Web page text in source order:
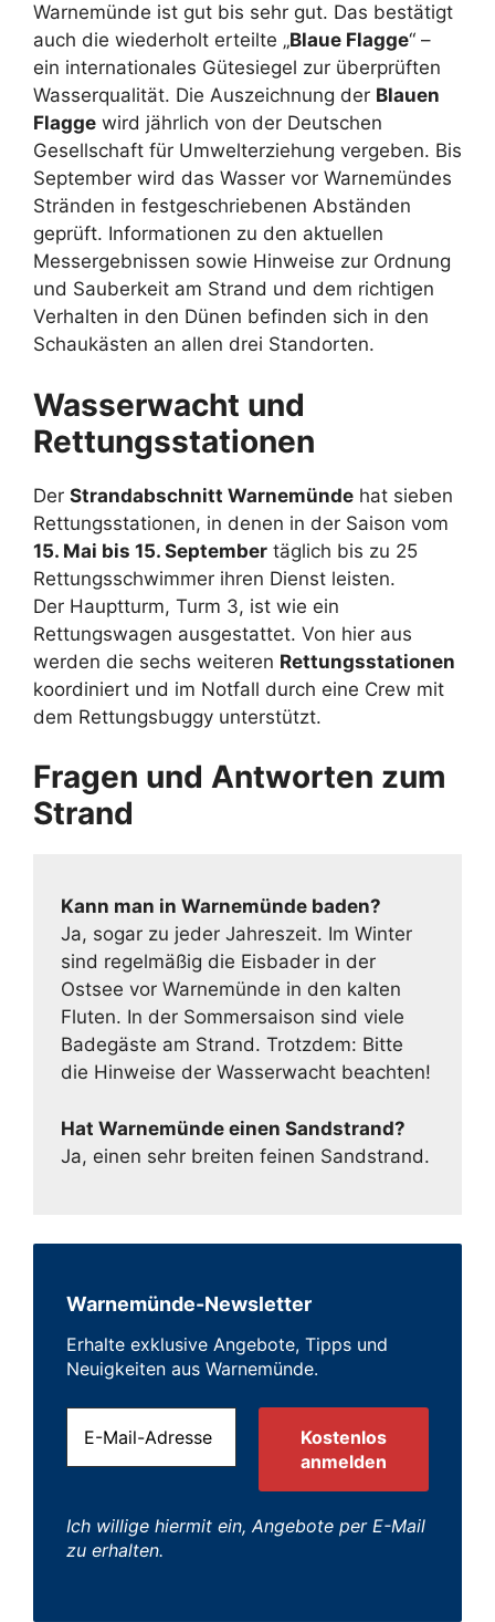
Warnemünde ist gut bis sehr gut. Das bestätigt
auch die wiederholt erteilte „Blaue Flagge“ –
ein internationales Gütesiegel zur überprüften
Wasserqualität. Die Auszeichnung der Blauen
Flagge wird jährlich von der Deutschen
Gesellschaft für Umwelterziehung vergeben. Bis
September wird das Wasser vor Warnemündes
Stränden in festgeschriebenen Abständen
geprüft. Informationen zu den aktuellen
Messergebnissen sowie Hinweise zur Ordnung
und Sauberkeit am Strand und dem richtigen
Verhalten in den Dünen befinden sich in den
Schaukästen an allen drei Standorten.
Wasserwacht und
Rettungsstationen
Der Strandabschnitt Warnemünde hat sieben
Rettungsstationen, in denen in der Saison vom
15. Mai bis 15. September täglich bis zu 25
Rettungsschwimmer ihren Dienst leisten.
Der Hauptturm, Turm 3, ist wie ein
Rettungswagen ausgestattet. Von hier aus
werden die sechs weiteren Rettungsstationen
koordiniert und im Notfall durch eine Crew mit
dem Rettungsbuggy unterstützt.
Fragen und Antworten zum
Strand
Kann man in Warnemünde baden?
Ja, sogar zu jeder Jahreszeit. Im Winter
sind regelmäßig die Eisbader in der
Ostsee vor Warnemünde in den kalten
Fluten. In der Sommersaison sind viele
Badegäste am Strand. Trotzdem: Bitte
die Hinweise der Wasserwacht beachten!
Hat Warnemünde einen Sandstrand?
Ja, einen sehr breiten feinen Sandstrand.
Warnemünde-Newsletter
Erhalte exklusive Angebote, Tipps und
Neuigkeiten aus Warnemünde.
Ich willige hiermit ein, Angebote per E-Mail
zu erhalten.